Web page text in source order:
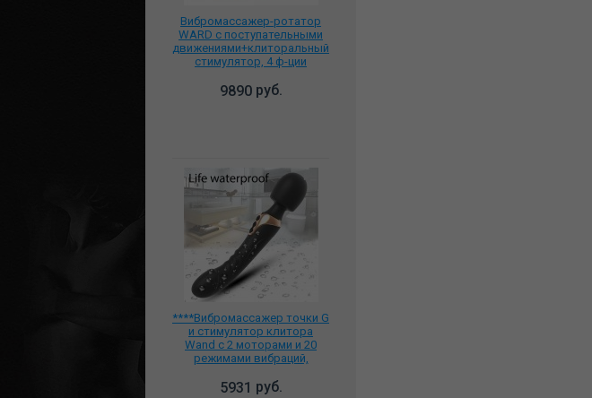
Вибромассажер-ротатор
WARD с поступательными
движениями+клиторальный
стимулятор, 4 ф-ции
BI-014399
9890руб.
****Вибромассажер точки G
и стимулятор клитора
Wand с 2 моторами и 20
режимами вибраций,
5931 руб.